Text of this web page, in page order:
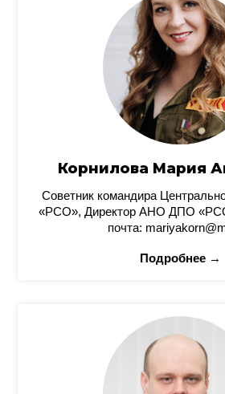
Корнилова Мария
Советник командира
«РСО», Директор АНО ДПО
почта:
Подробнее →